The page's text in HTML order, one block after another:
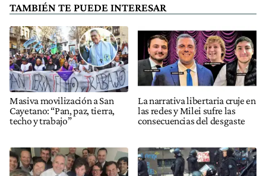
TAMBIÉN TE PUEDE INTERESAR
Masiva movilización a San
Cayetano: “Pan, paz, tierra,
techo y trabajo”
La narrativa libertaria cruje en
las redes y Milei sufre las
consecuencias del desgaste